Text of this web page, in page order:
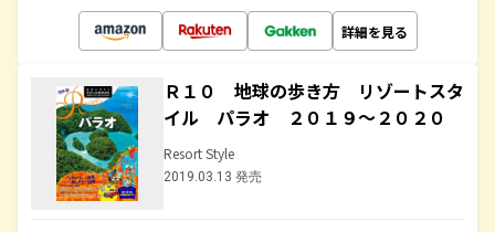
詳細を見る
Ｒ１０ 地球の歩き方 リゾートスタ
イル パラオ ２０１９～２０２０
Resort Style
2019.03.13 発売